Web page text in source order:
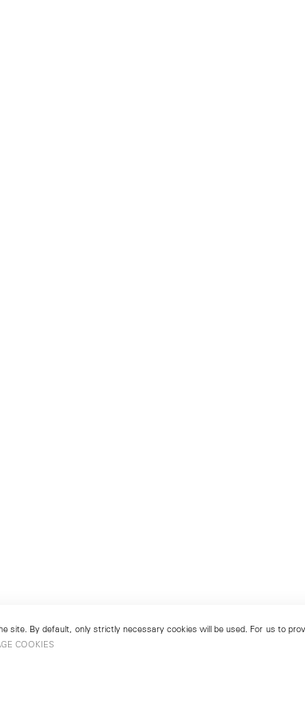
By default, only strictly necessary cookies will be used. For us to
COOKIES